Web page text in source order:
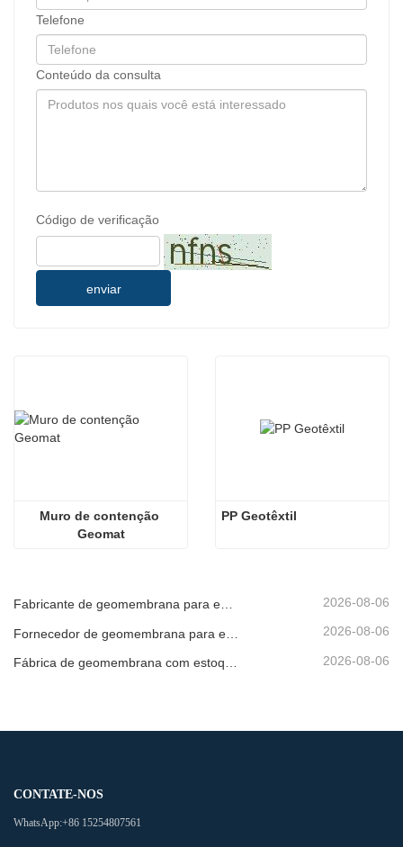
Telefone
Conteúdo da consulta
Código de verificação
enviar
Muro de contenção
Geomat
PP Geotêxtil
Fabricante de geomembrana para entrega de projetos 2026-08-06
2026-08-06
2026-08-06
CONTATE-NOS
WhatsApp:+86 15254807561